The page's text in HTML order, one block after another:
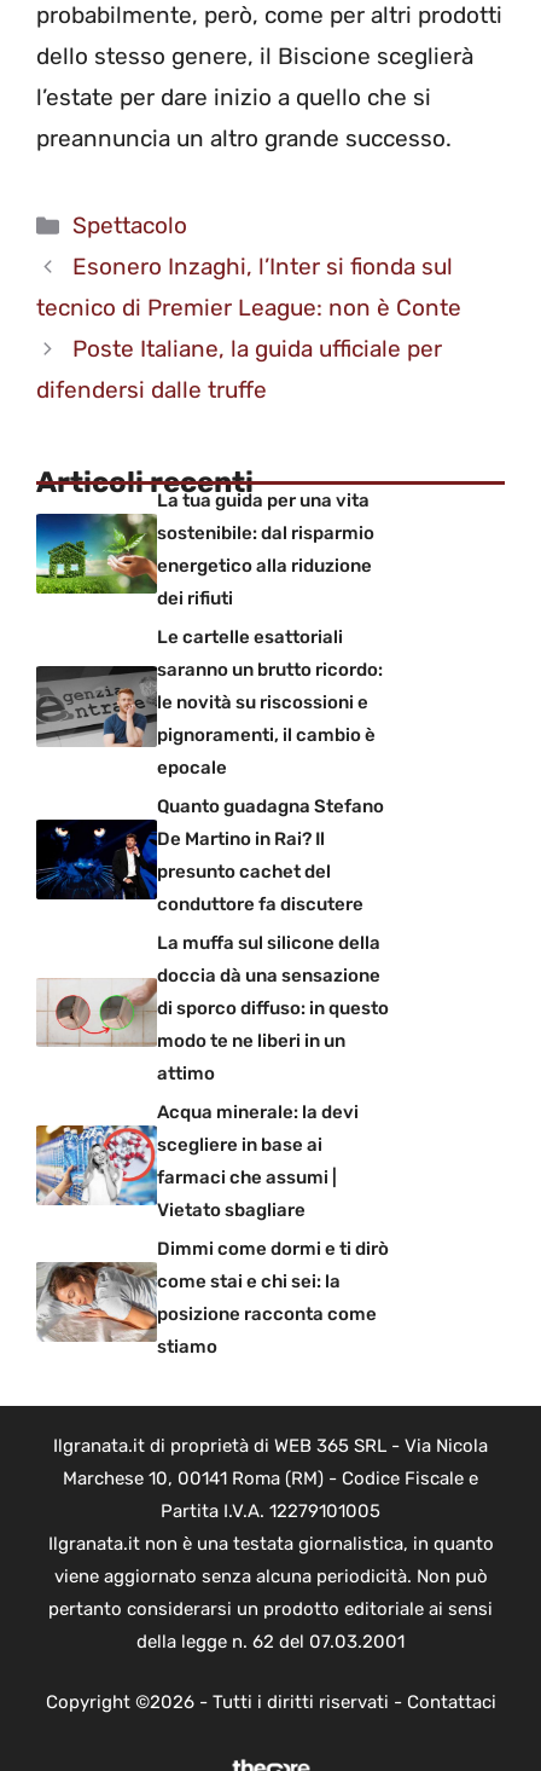
probabilmente, però, come per altri prodotti
dello stesso genere, il Biscione sceglierà
l’estate per dare inizio a quello che si
preannuncia un altro grande successo.
Categorie
Spettacolo
Esonero Inzaghi, l’Inter si fionda sul
tecnico di Premier League: non è Conte
Poste Italiane, la guida ufficiale per
difendersi dalle truffe
Articoli recenti
La tua guida per una vita
sostenibile: dal risparmio
energetico alla riduzione
dei rifiuti
Le cartelle esattoriali
saranno un brutto ricordo:
le novità su riscossioni e
pignoramenti, il cambio è
epocale
Quanto guadagna Stefano
De Martino in Rai? Il
presunto cachet del
conduttore fa discutere
La muffa sul silicone della
doccia dà una sensazione
di sporco diffuso: in questo
modo te ne liberi in un
attimo
Acqua minerale: la devi
scegliere in base ai
farmaci che assumi |
Vietato sbagliare
Dimmi come dormi e ti dirò
come stai e chi sei: la
posizione racconta come
stiamo
Ilgranata.it di proprietà di WEB 365 SRL - Via Nicola
Marchese 10, 00141 Roma (RM) - Codice Fiscale e
Partita I.V.A. 12279101005
Ilgranata.it non è una testata giornalistica, in quanto
viene aggiornato senza alcuna periodicità. Non può
pertanto considerarsi un prodotto editoriale ai sensi
della legge n. 62 del 07.03.2001
Copyright ©2026 - Tutti i diritti riservati - Contattaci